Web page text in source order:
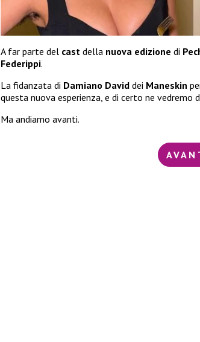
A far parte del cast della nuova edizione di
Federippi.
La fidanzata di Damiano David dei Maneskin
questa nuova esperienza, e di certo ne vedremo
Ma andiamo avanti.